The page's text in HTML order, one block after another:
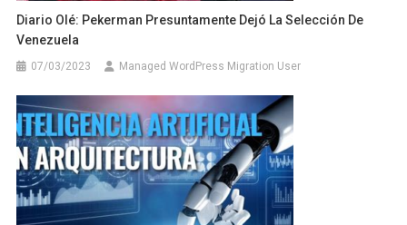
Diario Olé: Pekerman Presuntamente Dejó La Selección De
Venezuela
07/03/2023 Managed WordPress Migration User